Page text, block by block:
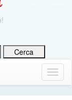
Menu
Down